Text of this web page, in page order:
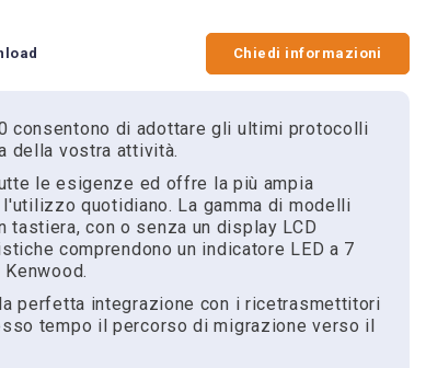
Chiedi informazioni
consentono di adottare gli ultimi protocolli
della vostra attività.
le esigenze ed offre la più ampia
quotidiano. La gamma di modelli
con o senza un display LCD
comprendono un indicatore LED a 7
perfetta integrazione con i ricetrasmettitori
tempo il percorso di migrazione verso il